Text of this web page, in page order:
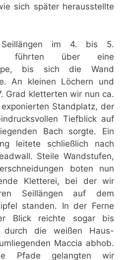
sich später herausstellte
im 4. bis 5.
führten über eine
bis sich die Wand
An kleinen Löchern und
Grad kletterten wir nun ca.
Standplatz, der
Tiefblick auf
Bach sorgte. Ein
leitete schließlich nach
Steile Wandstufen,
boten nun
Kletterei, bei der wir
Seillängen auf dem
standen. In der Ferne
Blick reichte sogar bis
durch die weißen Haus-
Maccia abhob.
Pfade gelangten wir